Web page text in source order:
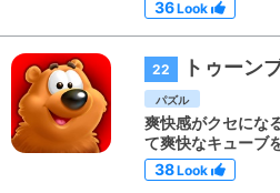
36Look
22 トゥーン
パズル
爽快感がクセにな
て爽快なキューブ
38Look